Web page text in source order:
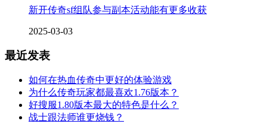
新开传奇sf组队参与副本活动能有更多收获
2025-03-03
最近发表
如何在热血传奇中更好的体验游戏
为什么传奇玩家都最喜欢1.76版本？
好搜服1.80版本最大的特色是什么？
战士跟法师谁更烧钱？